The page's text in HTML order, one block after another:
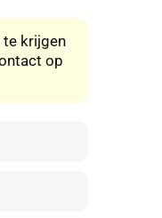
te krijgen
op